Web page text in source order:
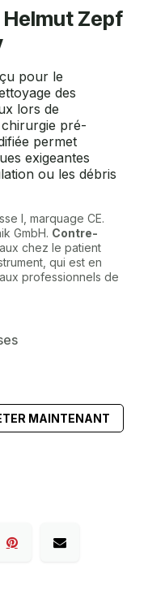
Zepf
pour le
des
lors de
pré-
permet
exigeantes
ou les débris
I, marquage CE.
GmbH. Contre-
chez le patient
qui est en
professionnels de
MAINTENANT